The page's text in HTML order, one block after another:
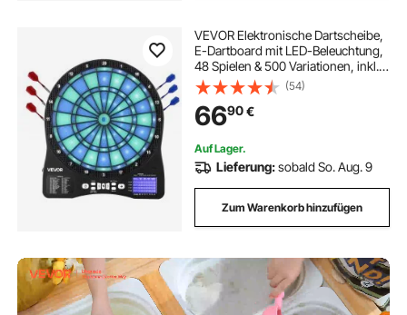
VEVOR Elektronische Dartscheibe,
E-Dartboard mit LED-Beleuchtung,
48 Spielen & 500 Variationen, inkl. 6
Dartschäften mit Flights & 50
Ersatz-Pfeilspitzen, LCD mit
Cricket-Punktestand, für 8 Spieler
(54)
6690€
Auf Lager.
Lieferung:sobald So. Aug. 9
Zum Warenkorb hinzufügen